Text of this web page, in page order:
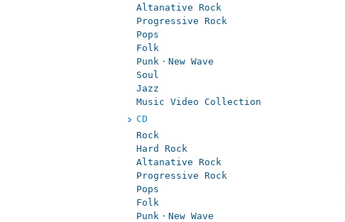
Altanative Rock
Progressive Rock
Pops
Folk
Punk・New Wave
Soul
Jazz
Music Video Collection
CD
Rock
Hard Rock
Altanative Rock
Progressive Rock
Pops
Folk
Punk・New Wave